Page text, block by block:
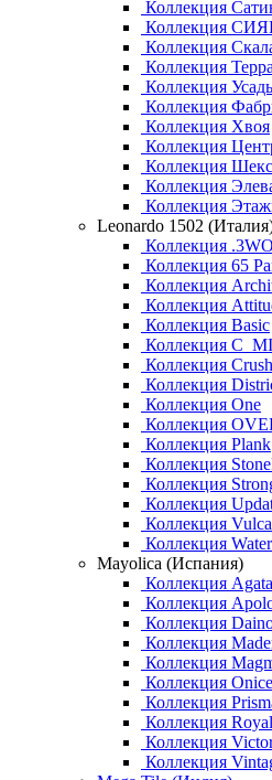
Коллекция
Коллекция
Коллекция
Коллекция
Коллекция
Коллекция
Коллекция Хвоя
Коллекция
Коллекция
Коллекция
Коллекция
Leonardo 1502
Коллекция
Коллекция 65
Коллекция
Коллекция
Коллекция Basic
Коллекция
Коллекция Crush
Коллекция
Коллекция One
Коллекция
Коллекция Plank
Коллекция
Коллекция
Коллекция
Коллекция
Коллекция
Mayolica (Испания)
Коллекция Agata
Коллекция
Коллекция
Коллекция
Коллекция
Коллекция Onice
Коллекция
Коллекция Royal
Коллекция
Коллекция